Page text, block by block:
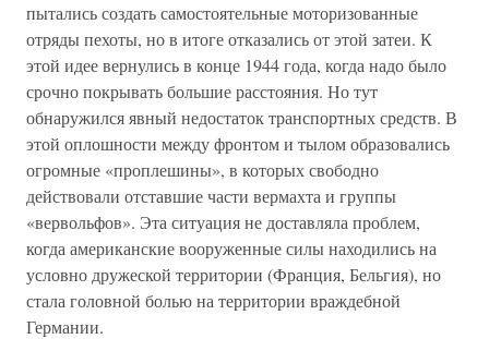
пытались создать самостоятельные моторизованные
отряды пехоты, но в итоге отказались от этой затеи. К
этой идее вернулись в конце 1944 года, когда надо было
срочно покрывать большие расстояния. Но тут
обнаружился явный недостаток транспортных средств. В
этой оплошности между фронтом и тылом образовались
огромные «проплешины», в которых свободно
действовали отставшие части вермахта и группы
«вервольфов». Эта ситуация не доставляла проблем,
когда американские вооруженные силы находились на
условно дружеской территории (Франция, Бельгия), но
стала головной болью на территории враждебной
Германии.